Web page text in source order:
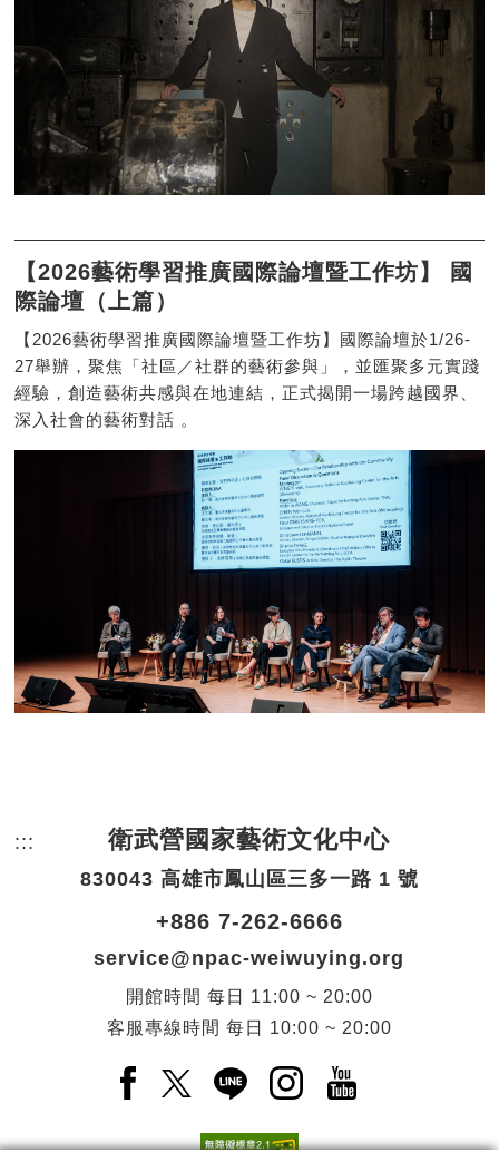
【2026藝術學習推廣國際論壇暨工作坊】 國
際論壇（上篇）
【2026藝術學習推廣國際論壇暨工作坊】國際論壇於1/26-
27舉辦，聚焦「社區／社群的藝術參與」，並匯聚多元實踐
經驗，創造藝術共感與在地連結，正式揭開一場跨越國界、
深入社會的藝術對話 。
::: 頁尾網站資訊。
衛武營國家藝術文化中心
830043 高雄市鳳山區三多一路 1 號
+886 7-262-6666
service@npac-weiwuying.org
開館時間 每日
11:00 ~ 20:00
客服專線時間 每日 10:00 ~ 20:00
Facebook(另開新視窗)
X(另開新視窗)
LINE(另開新視窗)
Instagram(另開新視
YouTube(另開